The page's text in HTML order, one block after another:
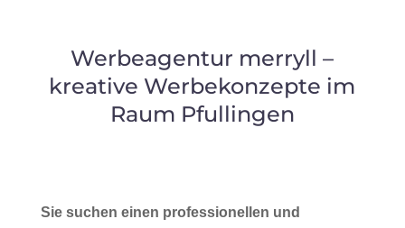
Werbeagentur merryll –
kreative Werbekonzepte im
Raum Pfullingen
Sie suchen einen professionellen und